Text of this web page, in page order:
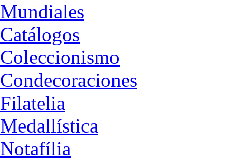
Mundiales
Catálogos
Coleccionismo
Condecoraciones
Filatelia
Medallística
Notafília